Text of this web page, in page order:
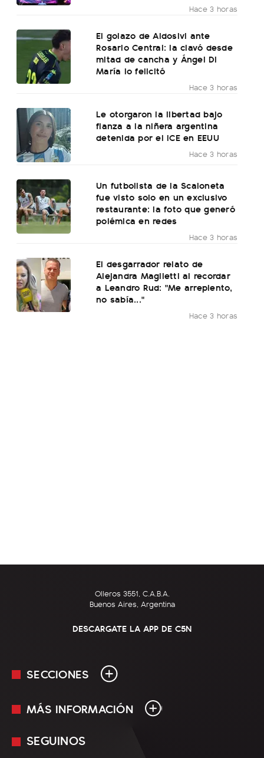
Hace 3 horas
El golazo de Aldosivi ante
Rosario Central: la clavó desde
mitad de cancha y Ángel Di
María lo felicitó
Hace 3 horas
Le otorgaron la libertad bajo
fianza a la niñera argentina
detenida por el ICE en EEUU
Hace 3 horas
Un futbolista de la Scaloneta
fue visto solo en un exclusivo
restaurante: la foto que generó
polémica en redes
Hace 3 horas
El desgarrador relato de
Alejandra Maglietti al recordar
a Leandro Rud: "Me arrepiento,
no sabía..."
Hace 3 horas
Olleros 3551, C.A.B.A.
Buenos Aires, Argentina
DESCARGATE LA APP DE C5N
SECCIONES
En Vivo
MÁS INFORMACIÓN
Mediakit
SEGUINOS